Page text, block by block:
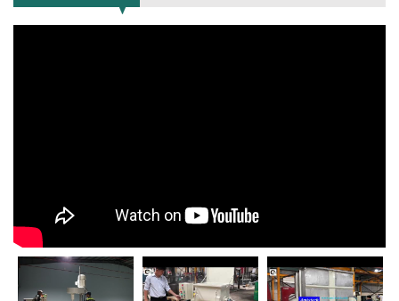
phù hợp với ngành hóa chất? Bài viết
5 LỢI ÍCH NỔI BẬT KHI SỬ DỤNG MÁY
KHUẤY SƠN DÙNG ĐIỆN TRONG SẢN XUẤT